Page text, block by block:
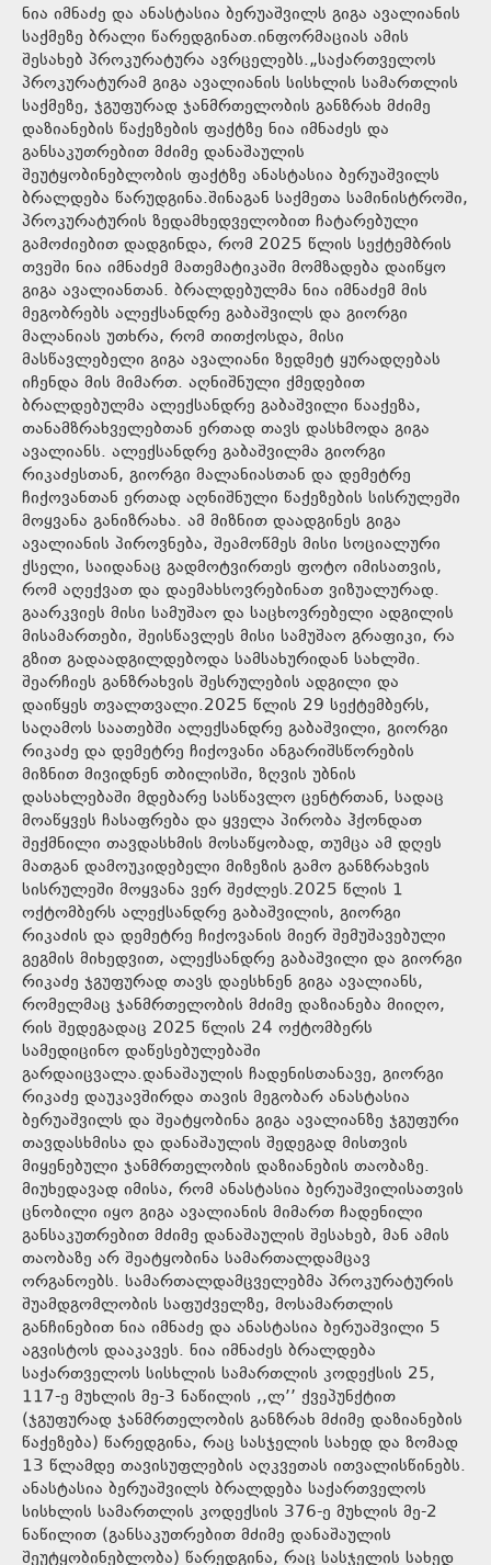
ნია იმნაძე და ანასტასია ბერუაშვილს გიგა ავალიანის
საქმეზე ბრალი წარედგინათ.ინფორმაციას ამის
შესახებ პროკურატურა ავრცელებს.„საქართველოს
პროკურატურამ გიგა ავალიანის სისხლის სამართლის
საქმეზე, ჯგუფურად ჯანმრთელობის განზრახ მძიმე
დაზიანების წაქეზების ფაქტზე ნია იმნაძეს და
განსაკუთრებით მძიმე დანაშაულის
შეუტყობინებლობის ფაქტზე ანასტასია ბერუაშვილს
ბრალდება წარუდგინა.შინაგან საქმეთა სამინისტროში,
პროკურატურის ზედამხედველობით ჩატარებული
გამოძიებით დადგინდა, რომ 2025 წლის სექტემბრის
თვეში ნია იმნაძემ მათემატიკაში მომზადება დაიწყო
გიგა ავალიანთან. ბრალდებულმა ნია იმნაძემ მის
მეგობრებს ალექსანდრე გაბაშვილს და გიორგი
მალანიას უთხრა, რომ თითქოსდა, მისი
მასწავლებელი გიგა ავალიანი ზედმეტ ყურადღებას
იჩენდა მის მიმართ. აღნიშნული ქმედებით
ბრალდებულმა ალექსანდრე გაბაშვილი წააქეზა,
თანამზრახველებთან ერთად თავს დასხმოდა გიგა
ავალიანს. ალექსანდრე გაბაშვილმა გიორგი
რიკაძესთან, გიორგი მალანიასთან და დემეტრე
ჩიქოვანთან ერთად აღნიშნული წაქეზების სისრულეში
მოყვანა განიზრახა. ამ მიზნით დაადგინეს გიგა
ავალიანის პიროვნება, შეამოწმეს მისი სოციალური
ქსელი, საიდანაც გადმოტვირთეს ფოტო იმისათვის,
რომ აღექვათ და დაემახსოვრებინათ ვიზუალურად.
გაარკვიეს მისი სამუშაო და საცხოვრებელი ადგილის
მისამართები, შეისწავლეს მისი სამუშაო გრაფიკი, რა
გზით გადაადგილდებოდა სამსახურიდან სახლში.
შეარჩიეს განზრახვის შესრულების ადგილი და
დაიწყეს თვალთვალი.2025 წლის 29 სექტემბერს,
საღამოს საათებში ალექსანდრე გაბაშვილი, გიორგი
რიკაძე და დემეტრე ჩიქოვანი ანგარიშსწორების
მიზნით მივიდნენ თბილისში, ზღვის უბნის
დასახლებაში მდებარე სასწავლო ცენტრთან, სადაც
მოაწყვეს ჩასაფრება და ყველა პირობა ჰქონდათ
შექმნილი თავდასხმის მოსაწყობად, თუმცა ამ დღეს
მათგან დამოუკიდებელი მიზეზის გამო განზრახვის
სისრულეში მოყვანა ვერ შეძლეს.2025 წლის 1
ოქტომბერს ალექსანდრე გაბაშვილის, გიორგი
რიკაძის და დემეტრე ჩიქოვანის მიერ შემუშავებული
გეგმის მიხედვით, ალექსანდრე გაბაშვილი და გიორგი
რიკაძე ჯგუფურად თავს დაესხნენ გიგა ავალიანს,
რომელმაც ჯანმრთელობის მძიმე დაზიანება მიიღო,
რის შედეგადაც 2025 წლის 24 ოქტომბერს
სამედიცინო დაწესებულებაში
გარდაიცვალა.დანაშაულის ჩადენისთანავე, გიორგი
რიკაძე დაუკავშირდა თავის მეგობარ ანასტასია
ბერუაშვილს და შეატყობინა გიგა ავალიანზე ჯგუფური
თავდასხმისა და დანაშაულის შედეგად მისთვის
მიყენებული ჯანმრთელობის დაზიანების თაობაზე.
მიუხედავად იმისა, რომ ანასტასია ბერუაშვილისათვის
ცნობილი იყო გიგა ავალიანის მიმართ ჩადენილი
განსაკუთრებით მძიმე დანაშაულის შესახებ, მან ამის
თაობაზე არ შეატყობინა სამართალდამცავ
ორგანოებს. სამართალდამცველებმა პროკურატურის
შუამდგომლობის საფუძველზე, მოსამართლის
განჩინებით ნია იმნაძე და ანასტასია ბერუაშვილი 5
აგვისტოს დააკავეს. ნია იმნაძეს ბრალდება
საქართველოს სისხლის სამართლის კოდექსის 25,
117-ე მუხლის მე-3 ნაწილის ,,ლ’’ ქვეპუნქტით
(ჯგუფურად ჯანმრთელობის განზრახ მძიმე დაზიანების
წაქეზება) წარედგინა, რაც სასჯელის სახედ და ზომად
13 წლამდე თავისუფლების აღკვეთას ითვალისწინებს.
ანასტასია ბერუაშვილს ბრალდება საქართველოს
სისხლის სამართლის კოდექსის 376-ე მუხლის მე-2
ნაწილით (განსაკუთრებით მძიმე დანაშაულის
შეუტყობინებლობა) წარედგინა, რაც სასჯელის სახედ